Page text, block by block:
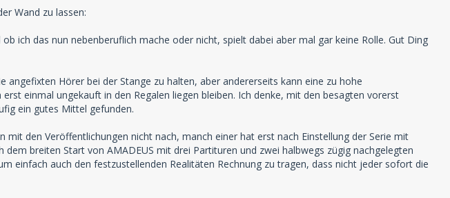
Wand zu lassen:
ich das nun nebenberuflich mache oder nicht, spielt dabei aber mal gar keine Rolle. Gut Ding
Hörer bei der Stange zu halten, aber andererseits kann eine zu hohe
einmal ungekauft in den Regalen liegen bleiben. Ich denke, mit den besagten vorerst
ein gutes Mittel gefunden.
den Veröffentlichungen nicht nach, manch einer hat erst nach Einstellung der Serie mit
breiten Start von AMADEUS mit drei Partituren und zwei halbwegs zügig nachgelegten
einfach auch den festzustellenden Realitäten Rechnung zu tragen, dass nicht jeder sofort die